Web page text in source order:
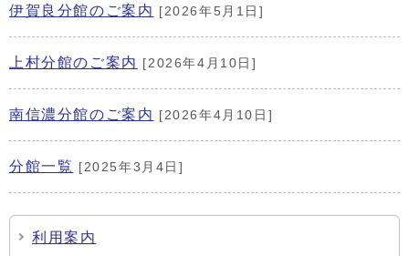
伊賀良分館のご案内 [2026年5月1日]
上村分館のご案内 [2026年4月10日]
南信濃分館のご案内 [2026年4月10日]
分館一覧 [2025年3月4日]
利用案内